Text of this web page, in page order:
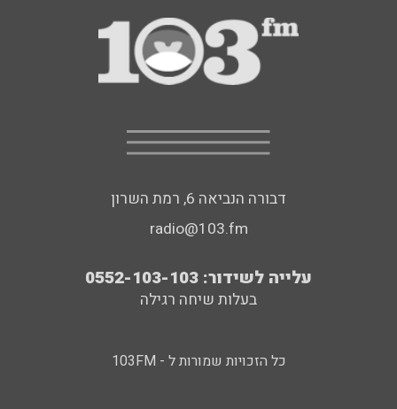
דבורה הנביאה 6, רמת השרון
radio@103.fm
עלייה לשידור: 0552-103-103
בעלות שיחה רגילה
כל הזכויות שמורות ל - 103FM